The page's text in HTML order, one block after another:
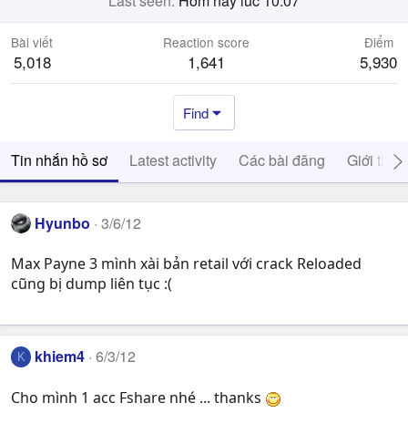
Bài viết
5,018
Reaction score
1,641
Điểm
5,930
Find
Tin nhắn hồ sơ Latest activity Các bài đăng Giới thiệu
Hyunbo 3/6/12
Max Payne 3 mình xài bản retail với crack Reloaded
cũng bị dump liên tục :(
K khiem4 6/3/12
Cho mình 1 acc Fshare nhé ... thanks